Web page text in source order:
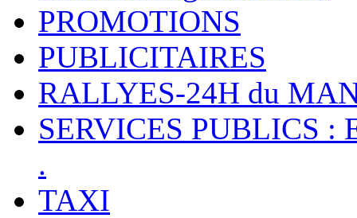
PROMOTIONS
PUBLICITAIRES
RALLYES-24H du
SERVICES PUBLICS :
.
TAXI